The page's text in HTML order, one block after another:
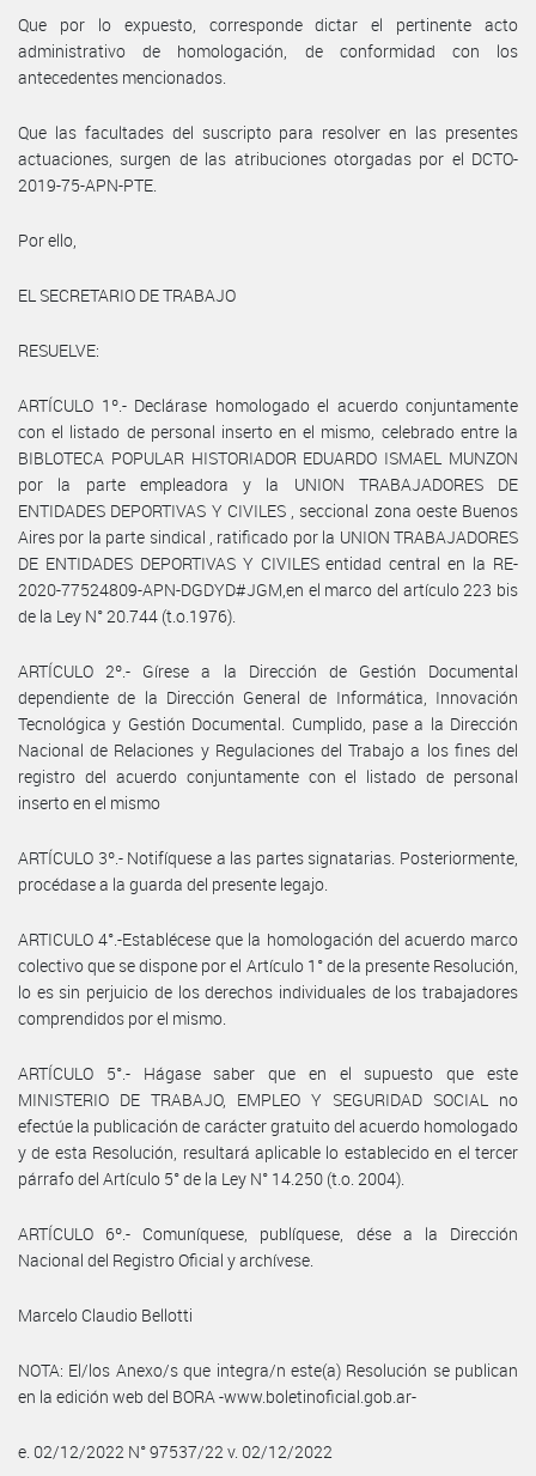
Que por lo expuesto, corresponde dictar el pertinente acto
administrativo de homologación, de conformidad con los
antecedentes mencionados.
Que las facultades del suscripto para resolver en las presentes
actuaciones, surgen de las atribuciones otorgadas por el DCTO-
2019-75-APN-PTE.
Por ello,
EL SECRETARIO DE TRABAJO
RESUELVE:
ARTÍCULO 1º.- Declárase homologado el acuerdo conjuntamente
con el listado de personal inserto en el mismo, celebrado entre la
BIBLOTECA POPULAR HISTORIADOR EDUARDO ISMAEL MUNZON
por la parte empleadora y la UNION TRABAJADORES DE
ENTIDADES DEPORTIVAS Y CIVILES , seccional zona oeste Buenos
Aires por la parte sindical , ratificado por la UNION TRABAJADORES
DE ENTIDADES DEPORTIVAS Y CIVILES entidad central en la RE-
2020-77524809-APN-DGDYD#JGM,en el marco del artículo 223 bis
de la Ley N° 20.744 (t.o.1976).
ARTÍCULO 2º.- Gírese a la Dirección de Gestión Documental
dependiente de la Dirección General de Informática, Innovación
Tecnológica y Gestión Documental. Cumplido, pase a la Dirección
Nacional de Relaciones y Regulaciones del Trabajo a los fines del
registro del acuerdo conjuntamente con el listado de personal
inserto en el mismo
ARTÍCULO 3º.- Notifíquese a las partes signatarias. Posteriormente,
procédase a la guarda del presente legajo.
ARTICULO 4°.-Establécese que la homologación del acuerdo marco
colectivo que se dispone por el Artículo 1° de la presente Resolución,
lo es sin perjuicio de los derechos individuales de los trabajadores
comprendidos por el mismo.
ARTÍCULO 5°.- Hágase saber que en el supuesto que este
MINISTERIO DE TRABAJO, EMPLEO Y SEGURIDAD SOCIAL no
efectúe la publicación de carácter gratuito del acuerdo homologado
y de esta Resolución, resultará aplicable lo establecido en el tercer
párrafo del Artículo 5° de la Ley N° 14.250 (t.o. 2004).
ARTÍCULO 6º.- Comuníquese, publíquese, dése a la Dirección
Nacional del Registro Oficial y archívese.
Marcelo Claudio Bellotti
NOTA: El/los Anexo/s que integra/n este(a) Resolución se publican
en la edición web del BORA -www.boletinoficial.gob.ar-
e. 02/12/2022 N° 97537/22 v. 02/12/2022